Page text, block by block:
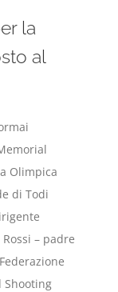
la
al
Olimpica
di Todi
Rossi – padre
Shooting